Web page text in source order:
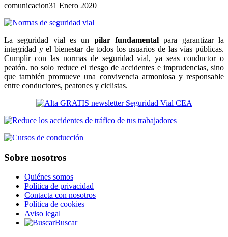
comunicacion31 Enero 2020
La seguridad vial es un pilar fundamental para garantizar la
integridad y el bienestar de todos los usuarios de las vías públicas.
Cumplir con las normas de seguridad vial, ya seas conductor o
peatón. no solo reduce el riesgo de accidentes e imprudencias, sino
que también promueve una convivencia armoniosa y responsable
entre conductores, peatones y ciclistas.
Sobre nosotros
Quiénes somos
Política de privacidad
Contacta con nosotros
Política de cookies
Aviso legal
Buscar